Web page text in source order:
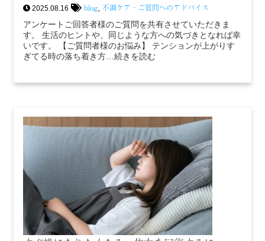
2025.08.16 blog ,不調ケア・ご質問へのアドバイス
アンケートご回答者様のご質問を共有させていただきま
す。 生活のヒントや、同じような方への気づきとなれば幸
いです。 【ご質問者様のお悩み】 テンションが上がりす
ぎてる時の落ち着き方…続きを読む